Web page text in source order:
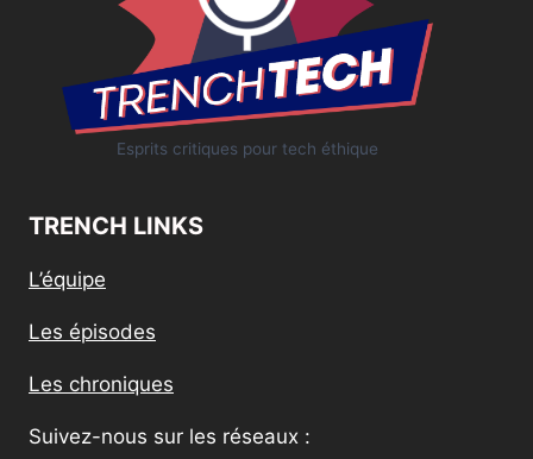
Esprits critiques pour tech éthique
TRENCH LINKS
L’équipe
Les épisodes
Les chroniques
Suivez-nous sur les réseaux :